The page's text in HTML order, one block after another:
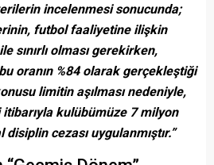
incelenmesi sonucunda;
futbol faaliyetine ilişkin
sınırlı olması gerekirken,
oranın %84 olarak gerçekleştiği
limitin aşılması nedeniyle,
kulübümüze 7 milyon
cezası uygulanmıştır.”